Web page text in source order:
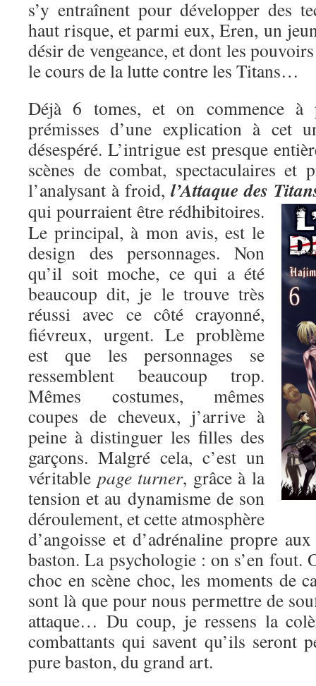
s’y entraînent pour développer des
haut risque, et parmi eux, Eren, un
désir de vengeance, et dont les
le cours de la lutte contre les Titans…
Déjà 6 tomes, et on commence à
prémisses d’une explication à cet
désespéré. L’intrigue est presque
scènes de combat, spectaculaires et
l’analysant à froid, l’Attaque des
qui pourraient être rédhibitoires.
Le principal, à mon avis, est le
design des personnages. Non
qu’il soit moche, ce qui a été
beaucoup dit, je le trouve très
réussi avec ce côté crayonné,
fiévreux, urgent. Le problème
est que les personnages se
ressemblent beaucoup trop.
Mêmes costumes, mêmes
coupes de cheveux, j’arrive à
peine à distinguer les filles des
garçons. Malgré cela, c’est un
véritable page turner, grâce à la
tension et au dynamisme de son
déroulement, et cette atmosphère
d’angoisse et d’adrénaline propre
baston. La psychologie : on s’en fout.
choc en scène choc, les moments de
sont là que pour nous permettre de
attaque… Du coup, je ressens la
combattants qui savent qu’ils seront
pure baston, du grand art.